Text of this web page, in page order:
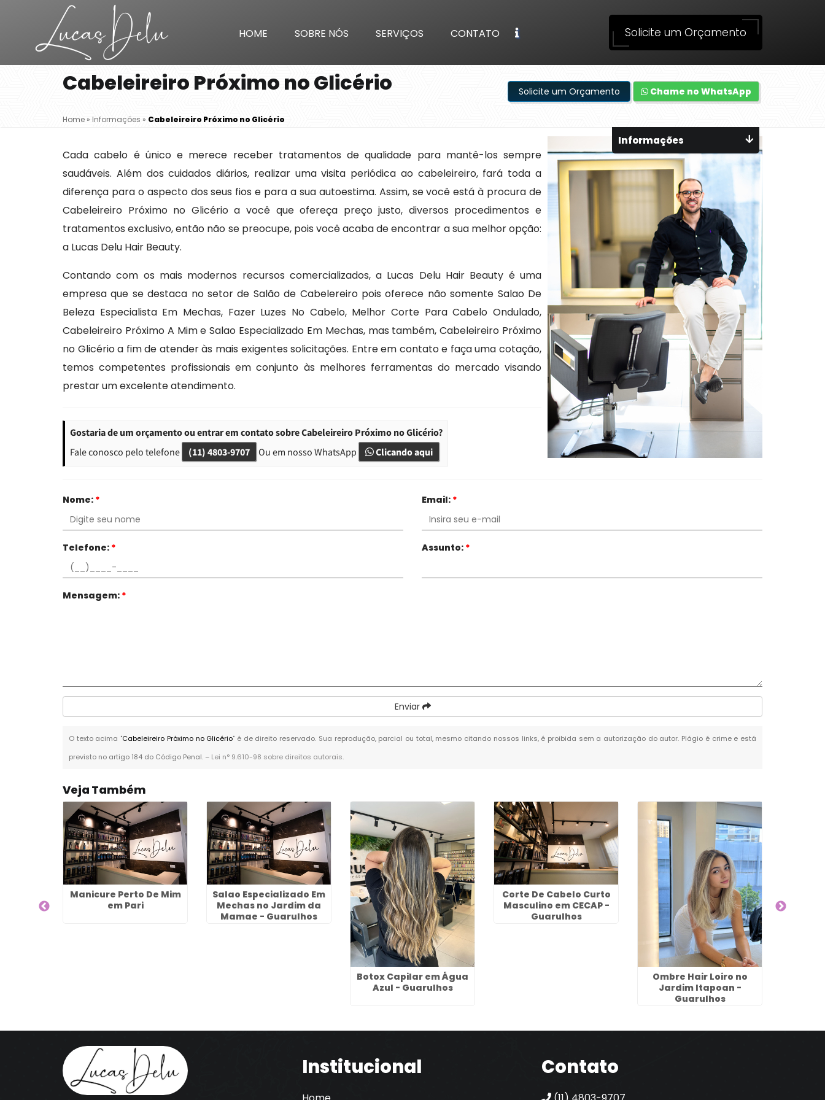
HOME SOBRE NÓS SERVIÇOS CONTATO Solicite um Orçamento
Cabeleireiro Próximo no Glicério
Home » Informações » Cabeleireiro Próximo no Glicério
Solicite um Orçamento Chame no WhatsApp
Cada cabelo é único e merece receber tratamentos de qualidade para mantê-los sempre
saudáveis. Além dos cuidados diários, realizar uma visita periódica ao cabeleireiro, fará toda a
diferença para o aspecto dos seus fios e para a sua autoestima. Assim, se você está à procura de
Cabeleireiro Próximo no Glicério a você que ofereça preço justo, diversos procedimentos e
tratamentos exclusivo, então não se preocupe, pois você acaba de encontrar a sua melhor opção:
a Lucas Delu Hair Beauty.
Contando com os mais modernos recursos comercializados, a Lucas Delu Hair Beauty é uma
empresa que se destaca no setor de Salão de Cabelereiro pois oferece não somente Salao De
Beleza Especialista Em Mechas, Fazer Luzes No Cabelo, Melhor Corte Para Cabelo Ondulado,
Cabeleireiro Próximo A Mim e Salao Especializado Em Mechas, mas também, Cabeleireiro Próximo
no Glicério a fim de atender às mais exigentes solicitações. Entre em contato e faça uma cotação,
temos competentes profissionais em conjunto às melhores ferramentas do mercado visando
prestar um excelente atendimento.
Gostaria de um orçamento ou entrar em contato sobre Cabeleireiro Próximo no Glicério?
Fale conosco pelo telefone
(11) 4803-9707 Ou em nosso WhatsApp Clicando aqui
Nome: * Email: *
Telefone: * Assunto: *
Mensagem: *
Enviar
O texto acima "Cabeleireiro Próximo no Glicério" é de direito reservado. Sua reprodução, parcial ou total, mesmo citando nossos links, é proibida sem a autorização do autor. Plágio é crime e está
previsto no artigo 184 do Código Penal. – Lei n° 9.610-98 sobre direitos autorais.
Informações
Veja Também
Manicure Perto De Mim
em Pari
Salao Especializado Em
Mechas no Jardim da
Mamae - Guarulhos
Botox Capilar em Água
Azul - Guarulhos
Corte De Cabelo Curto
Masculino em CECAP -
Guarulhos
Ombre Hair Loiro no
Jardim Itapoan -
Guarulhos
Institucional Contato